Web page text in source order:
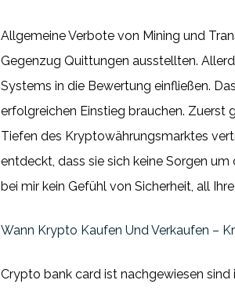
Allgemeine Verbote von Mining und
Gegenzug Quittungen ausstellten.
Systems in die Bewertung einfließen.
erfolgreichen Einstieg brauchen. Zuerst
Tiefen des Kryptowährungsmarktes
entdeckt, dass sie sich keine Sorgen
bei mir kein Gefühl von Sicherheit, all
Wann Krypto Kaufen Und Verkaufen –
Crypto bank card ist nachgewiesen